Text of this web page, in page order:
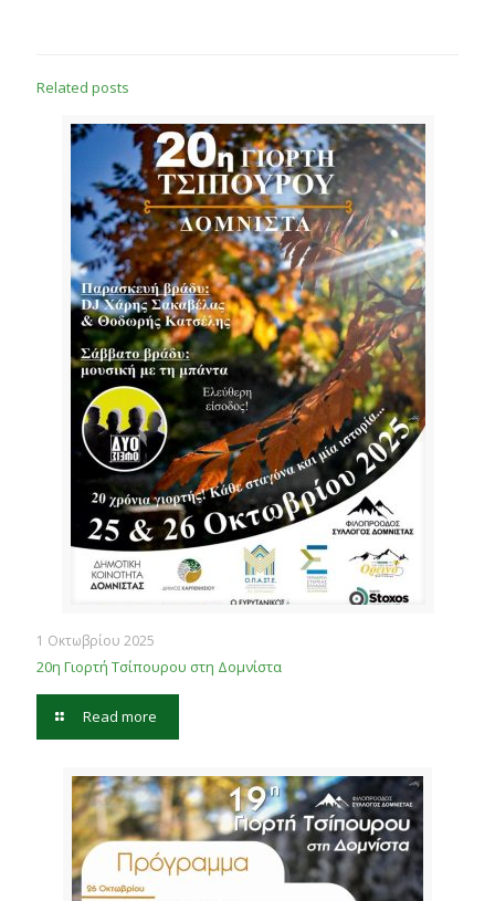
Related posts
1 Οκτωβρίου 2025
20η Γιορτή Τσίπουρου στη Δομνίστα
Read more